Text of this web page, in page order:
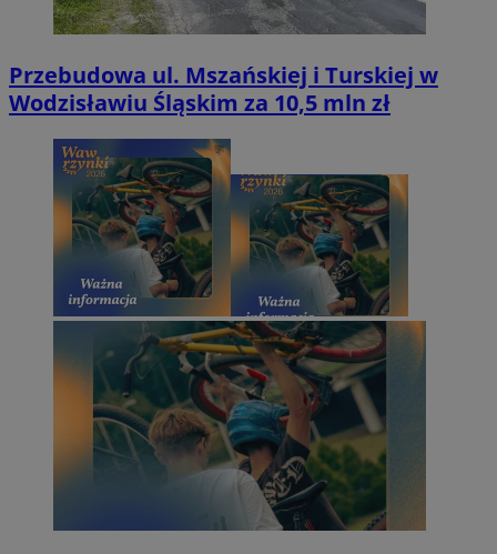
Przebudowa ul. Mszańskiej i Turskiej w
Wodzisławiu Śląskim za 10,5 mln zł